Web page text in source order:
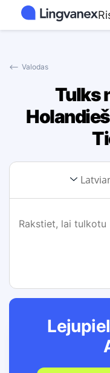
⟵ Valodas
Tulks